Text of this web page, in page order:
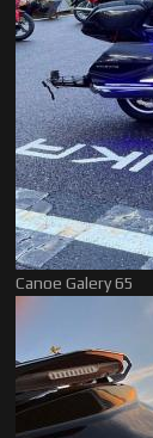
Canoe Galery 65